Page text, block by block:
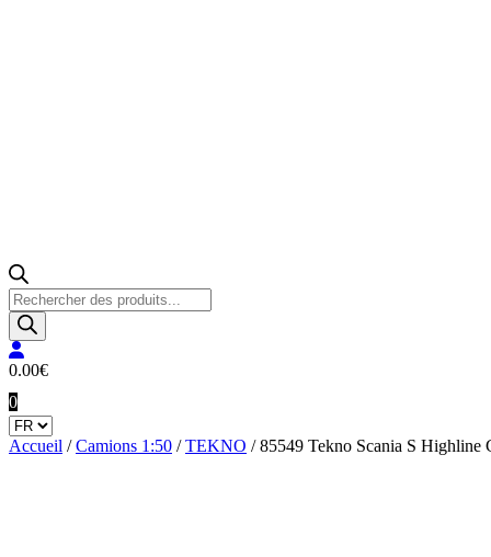
Recherche
de
produits
0.00€
0
Accueil /Camions 1:50 /TEKNO / 85549 Tekno Scania S Highline